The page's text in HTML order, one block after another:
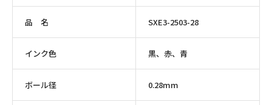
品 名 SXE3-2503-28
インク色 黒、赤、青
ボール径 0.28mm